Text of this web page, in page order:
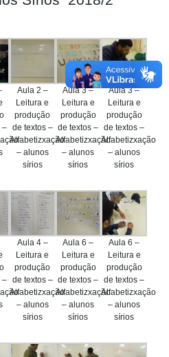
–
Aula 2 –
Leitura e
produção
de textos –
Alfabetizxação
– alunos
sírios
Aula 3 –
Leitura e
produção
de textos –
Alfabetizxação
– alunos
sírios
Aula 3 –
Leitura e
produção
de textos –
Alfabetizxação
– alunos
sírios
–
Aula 4 –
Leitura e
produção
de textos –
Alfabetizxação
– alunos
sírios
Aula 6 –
Leitura e
produção
de textos –
Alfabetizxação
– alunos
sírios
Aula 6 –
Leitura e
produção
de textos –
Alfabetizxação
– alunos
sírios